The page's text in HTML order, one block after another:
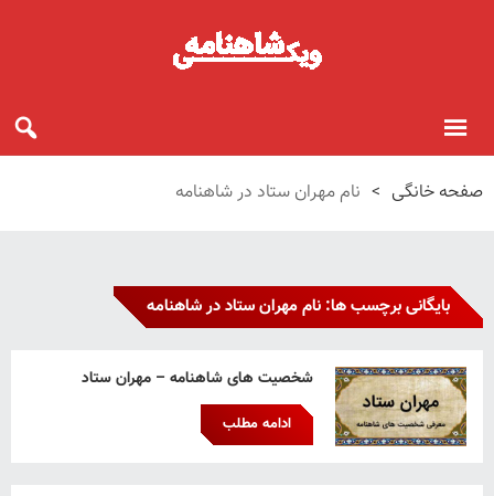
صفحه خانگی > نام مهران ستاد در شاهنامه
بایگانی برچسب ها: نام مهران ستاد در شاهنامه
شخصیت های شاهنامه – مهران ستاد
ادامه مطلب